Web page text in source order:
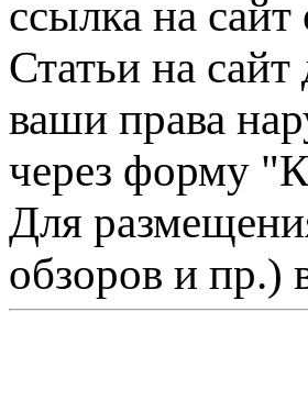
ссылка на сайт
Статьи на
ваши права
через форму
Для
обзоров и пр.)